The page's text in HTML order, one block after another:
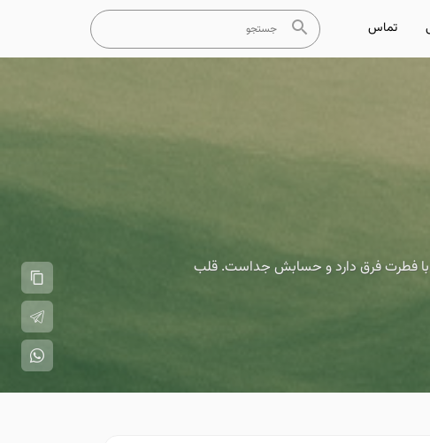
تماس
با فطرت فرق دارد و حسابش جداست. قلب